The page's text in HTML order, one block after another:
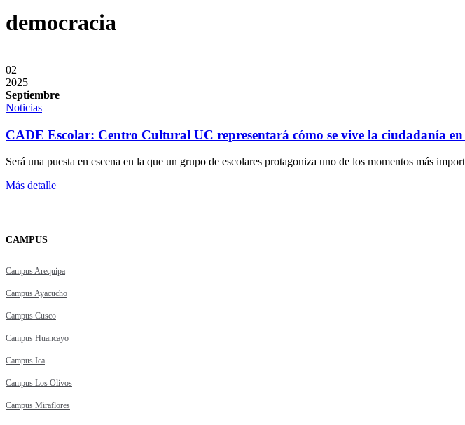
democracia
02
2025
Septiembre
Noticias
CADE Escolar: Centro Cultural UC representará cómo se vive la ciudadanía en
Será una puesta en escena en la que un grupo de escolares protagoniza uno de los momentos más
Más detalle
CAMPUS
Campus Arequipa
Campus Ayacucho
Campus Cusco
Campus Huancayo
Campus Ica
Campus Los Olivos
Campus Miraflores